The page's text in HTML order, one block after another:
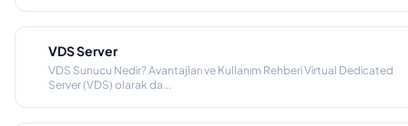
VDS Server
VDS Sunucu Nedir? Avantajları ve Kullanım Rehberi Virtual Dedicated
Server (VDS) olarak da...